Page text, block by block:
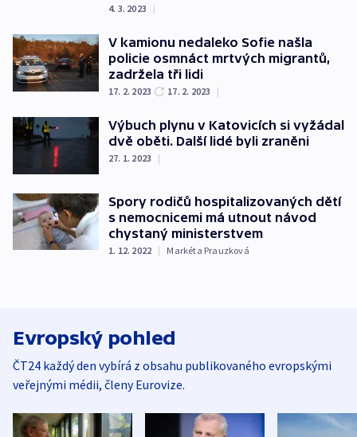
4. 3. 2023 |
V kamionu nedaleko Sofie našla
policie osmnáct mrtvých migrantů,
zadržela tři lidi
17. 2. 2023 17. 2. 2023 |
Výbuch plynu v Katovicích si vyžádal
dvě oběti. Další lidé byli zraněni
27. 1. 2023 |
Spory rodičů hospitalizovaných dětí
s nemocnicemi má utnout návod
chystaný ministerstvem
1. 12. 2022 | Markéta Prauzková
Evropský pohled
ČT24 každý den vybírá z obsahu publikovaného evropskými
veřejnými médii, členy Eurovize.